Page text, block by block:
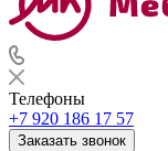
Телефоны
+7 920 186 17 57
Заказать звонок